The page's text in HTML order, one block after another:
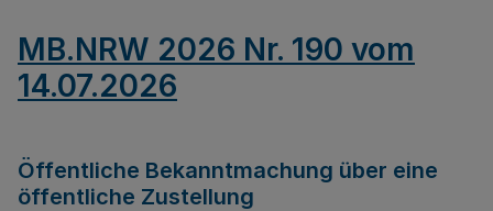
MB.NRW 2026 Nr. 190 vom
14.07.2026
Öffentliche Bekanntmachung über eine
öffentliche Zustellung